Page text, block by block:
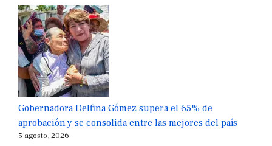
Gobernadora Delfina Gómez supera el 65% de
aprobación y se consolida entre las mejores del país
5 agosto, 2026